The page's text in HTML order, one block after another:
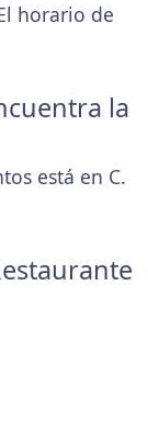
horario de
la
está en C.